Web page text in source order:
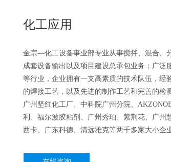
化工应用
金宗—化工设备事业部专业从事搅拌、混合、
成套设备输出以及项目建设总承包业务；广泛
等行业，企业拥有一支高素质的技术队伍，经
的焊接工艺，以及先进的制作工艺和完善的检
广州坚红化工厂、中科院广州分院、
利、福尔波胶粘剂、广州秀珀、紫荆花、广州
西卡、广东科德、清远雅克等两千多家大小企